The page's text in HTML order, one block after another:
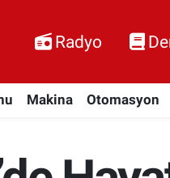
Radyo
Makina Otomasyon